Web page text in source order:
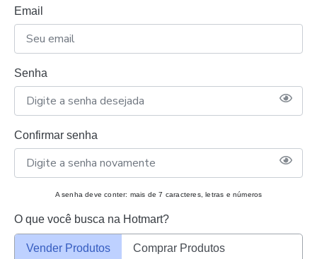
Email
Senha
Confirmar senha
A senha deve conter: mais de 7 caracteres, letras e números
O que você busca na Hotmart?
Vender Produtos Comprar Produtos